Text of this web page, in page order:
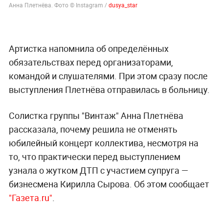
Анна Плетнёва. Фото © Instagram /dusya_star
Артистка напомнила об определённых
обязательствах перед организаторами,
командой и слушателями. При этом сразу после
выступления Плетнёва отправилась в больницу.
Солистка группы "Винтаж" Анна Плетнёва
рассказала, почему решила не отменять
юбилейный концерт коллектива, несмотря на
то, что практически перед выступлением
узнала о жутком ДТП с участием супруга —
бизнесмена Кирилла Сырова. Об этом сообщает
"Газета.ru"